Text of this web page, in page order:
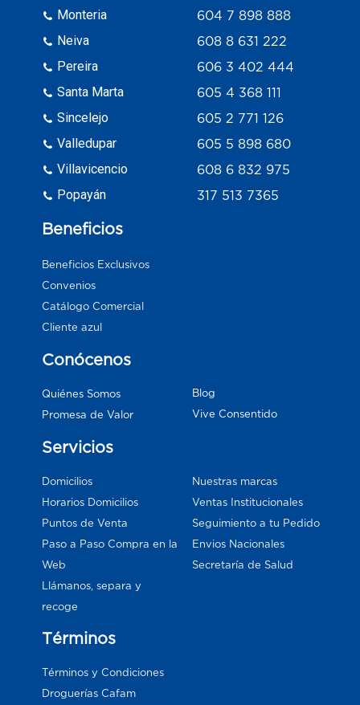
Monteria
Neiva
Pereira
Santa Marta
Sincelejo
Valledupar
Villavicencio
Popayán
604 7 898 888
608 8 631 222
606 3 402 444
605 4 368 111
605 2 771 126
605 5 898 680
608 6 832 975
317 513 7365
Beneficios
Beneficios Exclusivos
Convenios
Catálogo Comercial
Cliente azul
Conócenos
Quiénes Somos
Promesa de Valor
Blog
Vive Consentido
Servicios
Domicilios
Horarios Domicilios
Puntos de Venta
Paso a Paso Compra en la
Web
Llámanos, separa y
recoge
Nuestras marcas
Ventas Institucionales
Seguimiento a tu Pedido
Envios Nacionales
Secretaría de Salud
Términos
Términos y Condiciones
Droguerías Cafam